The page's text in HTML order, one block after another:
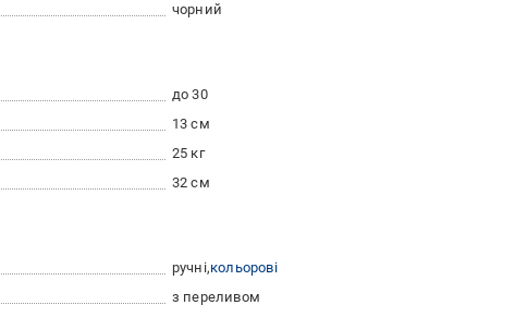
чорний
до 30
13 см
25 кг
32 см
ручні кольорові
з переливом